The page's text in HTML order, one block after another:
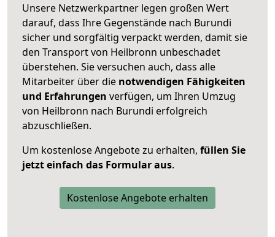
Unsere Netzwerkpartner legen großen Wert
darauf, dass Ihre Gegenstände nach Burundi
sicher und sorgfältig verpackt werden, damit sie
den Transport von Heilbronn unbeschadet
überstehen. Sie versuchen auch, dass alle
Mitarbeiter über die notwendigen Fähigkeiten
und Erfahrungen verfügen, um Ihren Umzug
von Heilbronn nach Burundi erfolgreich
abzuschließen.
Um kostenlose Angebote zu erhalten, füllen Sie
jetzt einfach das Formular aus.
Kostenlose Angebote erhalten